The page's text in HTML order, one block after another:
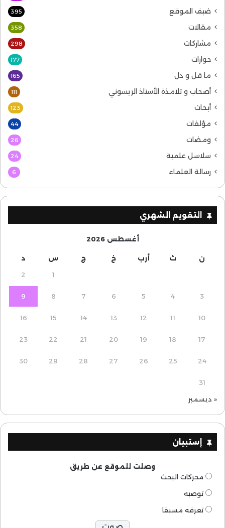
ضيف الموقع 395
مقالات 358
مشاركات 298
حوارات 177
ما قل و دل 165
أصحاب و تلامذة الأستاذ الريسوني 111
أبحاث 123
مؤلفات 44
ومضات 26
سلاسل علمية 24
رسالة العلماء 6
التقويم الشهري
أغسطس 2026
ن ث أرب خ ج س د
1
2
3
4
5
6
7
8
9
10
11
12
13
14
15
16
17
18
19
20
21
22
23
24
25
26
27
28
29
30
31
« ديسمبر
إستبيان
وصلت للموقع عن طريق
محركات البحث
توصيه
تعرفه مسبقا